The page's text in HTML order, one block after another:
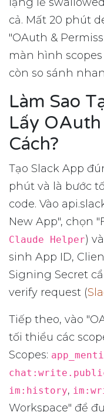
cả. Mất 20 phút
"OAuth &
màn hình
còn so sánh
Làm Sao
Lấy
Cách?
Tạo Slack App
phút và là bước
code. Vào
New App", chọn
Claude Helper)
sinh App ID,
Signing Secret
verify request (
Tiếp theo, vào
tối thiểu các
Scopes:
im:history,
Workspace" để